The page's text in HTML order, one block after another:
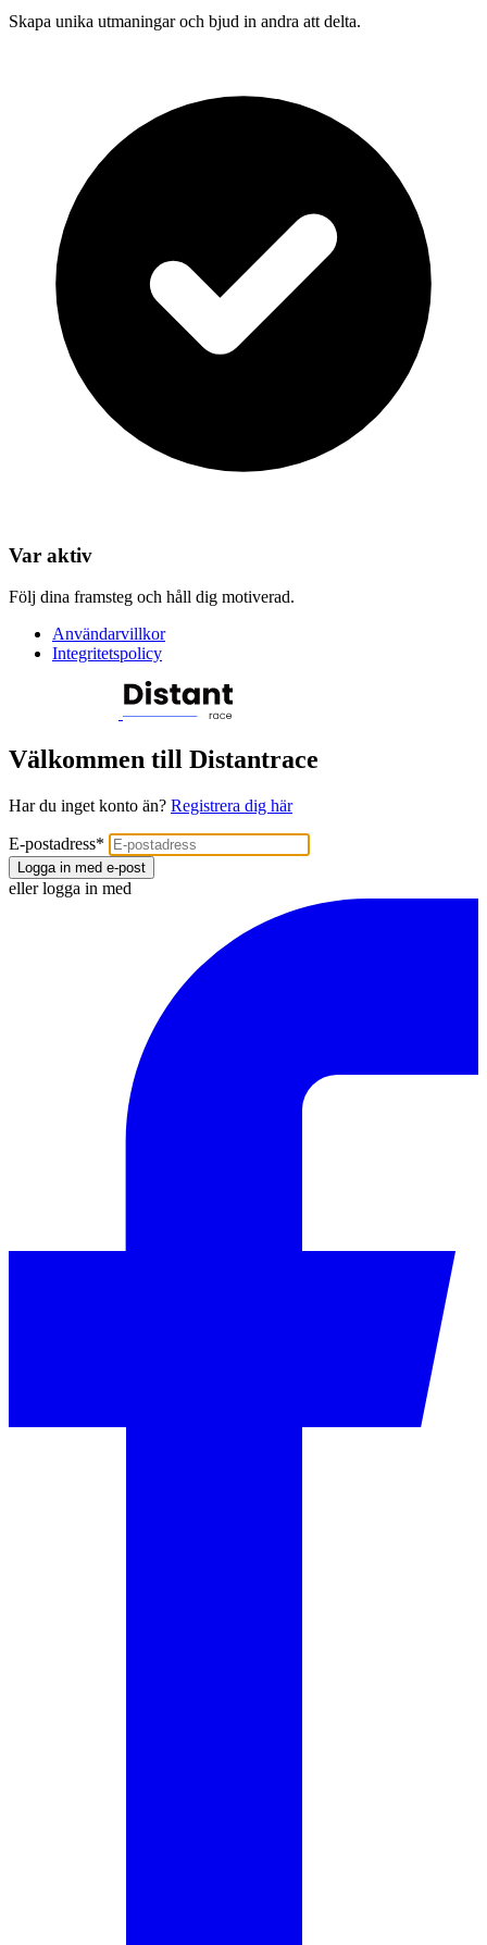
Skapa unika utmaningar och bjud in andra att delta.
Var aktiv
Följ dina framsteg och håll dig motiverad.
Användarvillkor
Integritetspolicy
Välkommen till Distantrace
Har du inget konto än? Registrera dig här
E-postadress*
Logga in med e-post
eller logga in med